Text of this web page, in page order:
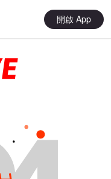
開啟 App